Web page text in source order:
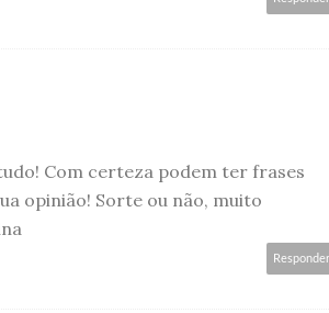
Com certeza podem ter frases
opinião! Sorte ou não, muito
Responder